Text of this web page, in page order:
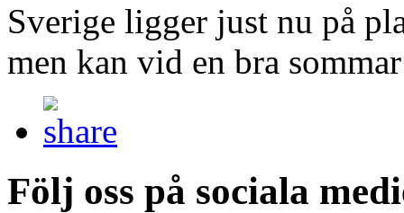
Sverige ligger just nu på
men kan vid en bra
Följ oss på sociala